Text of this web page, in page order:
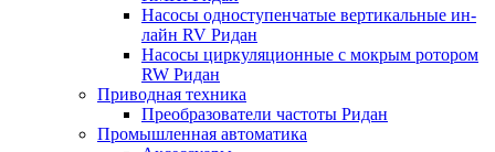
Насосы одноступенчатые вертикальные ин-
лайн RV Ридан
Насосы циркуляционные с мокрым ротором
RW Ридан
Приводная техника
Преобразователи частоты Ридан
Промышленная автоматика